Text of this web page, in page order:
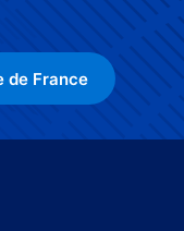
de France